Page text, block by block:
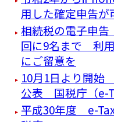
用した確定申告が
相続税の電子申
回に9名まで 利
にご留意を
10月1日より開
公表 国税庁（e-
平成30年度 e-